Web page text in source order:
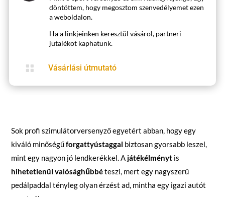
döntöttem, hogy megosztom szenvedélyemet ezen
a weboldalon.
Ha a linkjeinken keresztül vásárol, partneri
jutalékot kaphatunk.
 Vásárlási útmutató
Sok profi szimulátorversenyző egyetért abban, hogy egy
kiváló minőségűforgattyústaggal biztosan gyorsabb leszel,
mint egy nagyon jó lendkerékkel. A játékélménytis
hihetetlenül valósághűbbéteszi, mert egy nagyszerű
pedálpaddal tényleg olyan érzést ad, mintha egy igazi autót